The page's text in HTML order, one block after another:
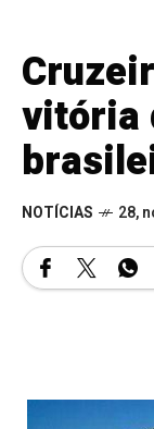
vitória
NOTÍCIAS 28,